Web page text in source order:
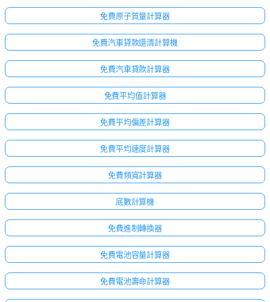
免費原子質量計算器
免費汽車貸款還清計算機
免費汽車貸款計算器
免費平均值計算器
免費平均偏差計算器
免費平均速度計算器
免費頻寬計算器
底數計算機
免費進制轉換器
免費電池容量計算器
免費電池壽命計算器